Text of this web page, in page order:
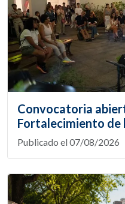
Convocatoria
Fortalecimiento de
Publicado el 07/08/2026